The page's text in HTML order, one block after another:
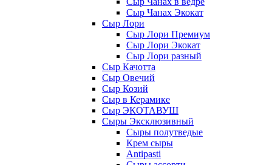
Сыр Чанах Экокат
Сыр Лори
Сыр Лори Премиум
Сыр Лори Экокат
Сыр Лори разный
Сыр Качотта
Сыр Овечий
Сыр Козий
Сыр в Керамике
Сыр ЭКОТАВУШ
Сыры Эксклюзивный
Сыры полутведые
Крем сыры
Antipasti